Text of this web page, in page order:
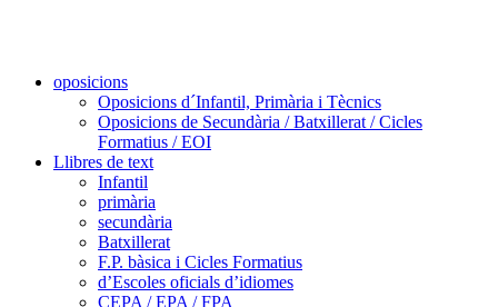
oposicions
Oposicions d´Infantil, Primària i Tècnics
Oposicions de Secundària / Batxillerat / Cicles
Formatius / EOI
Llibres de text
Infantil
primària
secundària
Batxillerat
F.P. bàsica i Cicles Formatius
d’Escoles oficials d’idiomes
CEPA / EPA / FPA